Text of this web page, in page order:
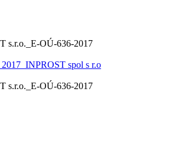
s.r.o._E-OÚ-636-2017
spol s r.o
s.r.o._E-OÚ-636-2017